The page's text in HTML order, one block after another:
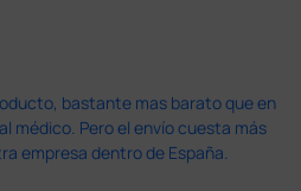
bastante mas barato que en
médico. Pero el envío cuesta más
empresa dentro de España.